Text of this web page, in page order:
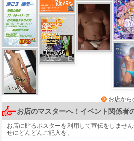
お店か
お店のマスターへ！イベント関係者
お店に貼るポスターを利用して宣伝をしません
せにどんどんご記入を。